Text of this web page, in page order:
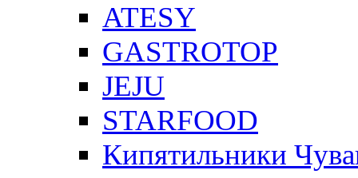
ATESY
GASTROTOP
JEJU
STARFOOD
Кипятильники